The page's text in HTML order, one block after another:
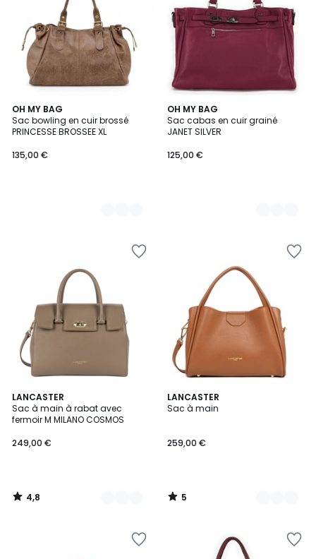
OH MY BAG
Sac bowling en cuir brossé
PRINCESSE BROSSEE XL
135,00 €
7
Couleurs
OH MY BAG
Sac cabas en cuir grainé
JANET SILVER
125,00 €
16
Couleurs
LANCASTER
Sac à main à rabat avec
fermoir M MILANO COSMOS
249,00 €
4,8
/ 5
9
Couleurs
4,8
/
LANCASTER
Sac à main
259,00 €
5
/
8
Couleurs
5
/